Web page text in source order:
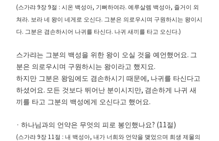
(스가랴9장9절 :시온 백성아, 기뻐하여라.예루살렘 백성아, 즐거이 외
쳐라. 보라 네 왕이 네게로 오신다. 그분은 의로우시며 구원하시는 왕이시
다. 그분은 겸손하시어 나귀를 타신다. 나귀 새끼를 타고 오신다.)
스가랴는 그분의 백성을 위한 왕이 오실 것을 예언했어요 . 그
분은 의로우시며 구원하시는 왕이라고 했지요 .
하지만 그분은 왕임에도 겸손하시기 때문에 , 나귀를 타신다고
하셨어요 . 모든 것보다 뛰어난 분이시지만, 겸손하게 나귀 새
끼를 타고 그분의 백성에게 오신다고 했어요 .
·하나님과의 언약은 무엇의 피로 봉인했나요? (11 절 )
(스가랴9장 11 절 :내 백성아,내가 너희와 언약을 맺었으며 희생 제물의